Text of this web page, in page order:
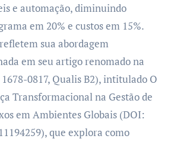
e automação, diminuindo
em 20% e custos em 15%.
sua abordagem
em seu artigo renomado na
0817, Qualis B2), intitulado O
Transformacional na Gestão de
em Ambientes Globais (DOI:
que explora como